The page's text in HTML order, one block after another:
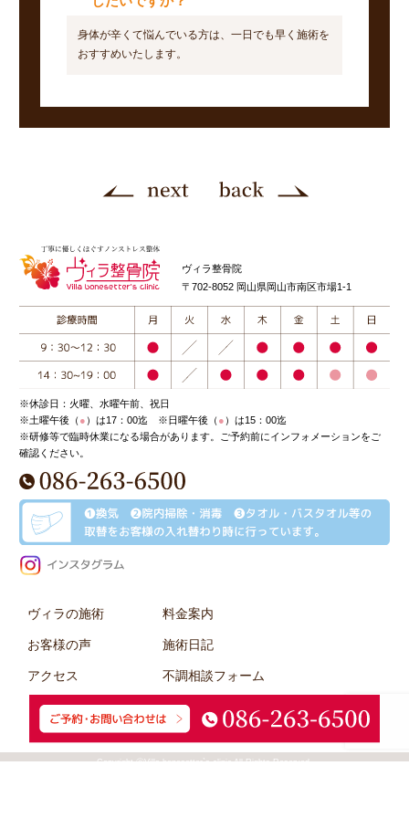
身体が辛くて悩んでいる方は、一日でも早く施術を
おすすめいたします。
ヴィラ整骨院
〒702-8052 岡山県岡山市南区市場1-1
※休診日：火曜、水曜午前、祝日
※土曜午後（●）は17：00迄 ※日曜午後（●）は15：00迄
※研修等で臨時休業になる場合があります。ご予約前にインフォメーションをご
確認ください。
ヴィラの施術 料金案内
お客様の声 施術日記
アクセス 不調相談フォーム
本WEBサイトではお客様のプライバシーに
出来るだけ配慮したPRを心掛けています。
Copyright ⓒVilla bonesetter`s clinic All Rights Reserved.